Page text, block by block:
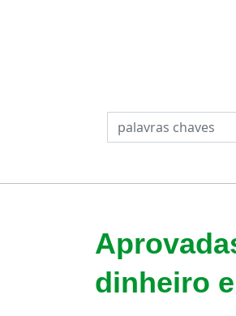
PESQUISAR
dinheiro